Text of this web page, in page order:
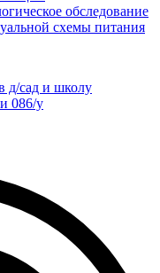
обследование
схемы питания
д/сад и школу
086/у